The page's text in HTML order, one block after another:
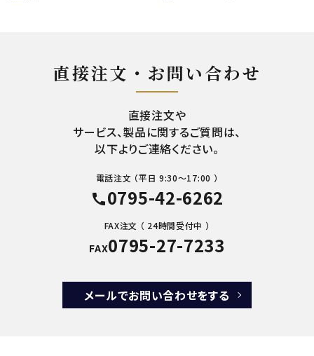
直接注文・お問い合わせ
直接注文や
サービス、製品に関するご質問は、
以下よりご連絡ください。
電話注文 （平日 9:30～17:00 ）
call0795-42-6262
FAX注文 （ 24時間受付中 ）
FAX0795-27-7233
メールでお問い合わせをする